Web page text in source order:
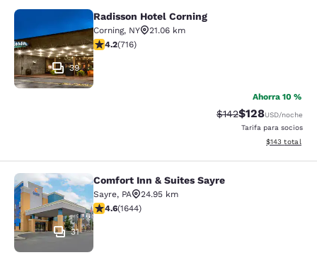
Radisson Hotel Corning
39
Radisson Hotel Corning
Corning, NY
21.06 km
calificación de 4.19 estrellas. Muy bueno. 716 reseñas
4.2(716)
Ahorra 10 %
Precio tachado:
$142Precio con
$128USD/noche
Tarifa para socios
Ver detalles
$143 total
Comfort Inn & Suites Sayre
31
Comfort Inn & Suites Sayre
Sayre, PA
24.95 km
calificación de 4.59 estrellas. Excelente. 1644 reseñas
4.6(1644)